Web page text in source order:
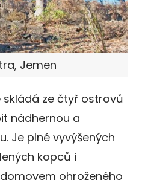
Jemen
ze čtyř ostrovů
nádhernou a
Je plné vyvýšených
kopců i
ohroženého